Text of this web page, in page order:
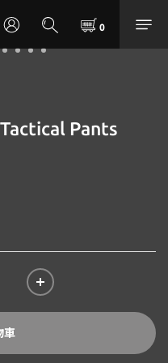
Pants
車